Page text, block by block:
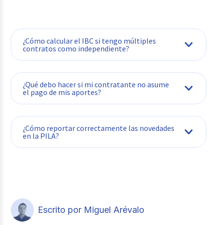
¿Cómo calcular el IBC si tengo múltiples
contratos como independiente?
¿Qué debo hacer si mi contratante no asume
el pago de mis aportes?
¿Cómo reportar correctamente las novedades
en la PILA?
RET: retiro
Escrito por Miguel Arévalo